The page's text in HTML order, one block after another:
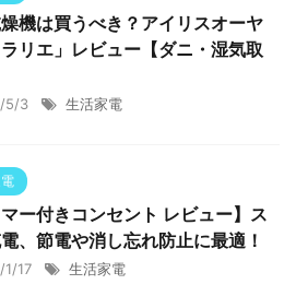
機は買うべき？アイリスオーヤ
リエ」レビュー【ダニ・湿気取
5/3 生活家電
マー付きコンセント レビュー】ス
、節電や消し忘れ防止に最適！
17 生活家電